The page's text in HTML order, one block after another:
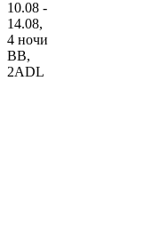
10.08 -
14.08,
4 ночи
BB,
2ADL